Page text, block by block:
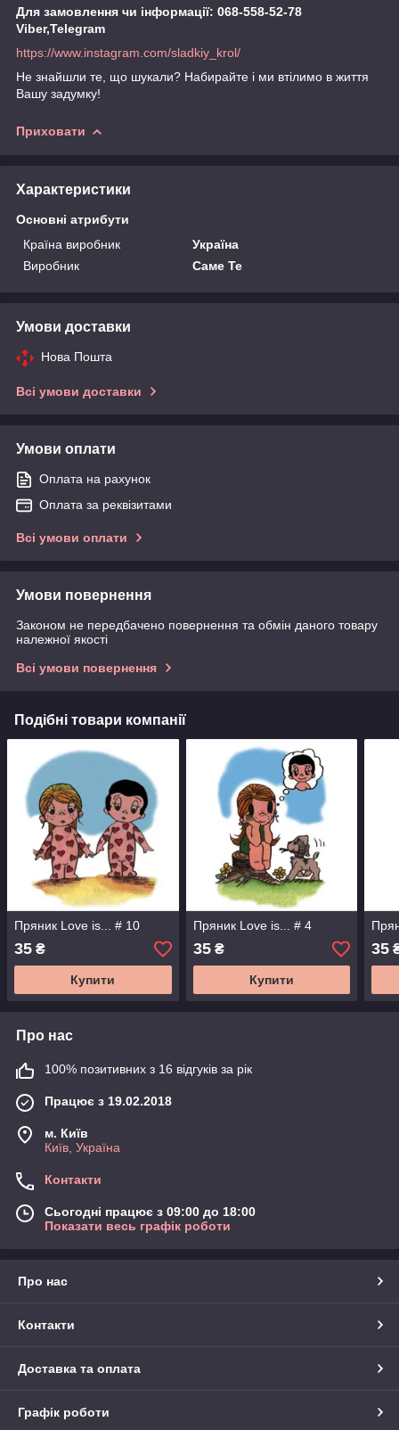
Для замовлення чи інформації: 068-558-52-78
Viber,Telegram
https://www.instagram.com/sladkiy_krol/
Не знайшли те, що шукали? Набирайте і ми втілимо в життя
Вашу задумку!
Приховати
Характеристики
Основні атрибути
Країна виробник
Україна
Виробник
Саме Те
Умови доставки
Нова Пошта
Всі умови доставки
Умови оплати
Оплата на рахунок
Оплата за реквізитами
Всі умови оплати
Умови повернення
Законом не передбачено повернення та обмін даного товару
належної якості
Всі умови повернення
Подібні товари компанії
Пряник Love is... # 10
35 ₴
Купити
Пряник Love is... # 4
35₴
Купити
35
Про нас
100% позитивних з 16 відгуків за рік
Працює з 19.02.2018
м. Київ
Київ, Україна
Контакти
Сьогодні працює з 09:00 до 18:00
Показати весь графік роботи
Про нас
Контакти
Доставка та оплата
Графік роботи